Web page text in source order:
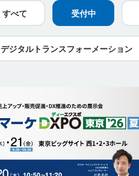
すべて 受付中
デジタルトランスフォーメーション